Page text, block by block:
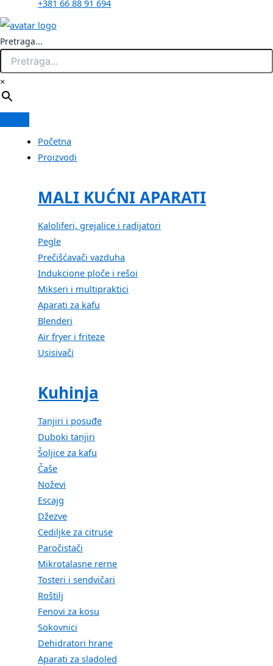
+381 66 88 91 694
Pretraga...
×
Početna
Proizvodi
MALI KUĆNI APARATI
Kaloliferi, grejalice i radijatori
Pegle
Prečišćavači vazduha
Indukcione ploče i rešoi
Mikseri i multipraktici
Aparati za kafu
Blenderi
Air fryer i friteze
Usisivači
Kuhinja
Tanjiri i posuđe
Duboki tanjiri
Šoljice za kafu
Čaše
Noževi
Escajg
Džezve
Cediljke za citruse
Paročistači
Mikrotalasne rerne
Tosteri i sendvičari
Roštilj
Fenovi za kosu
Sokovnici
Dehidratori hrane
Aparati za sladoled